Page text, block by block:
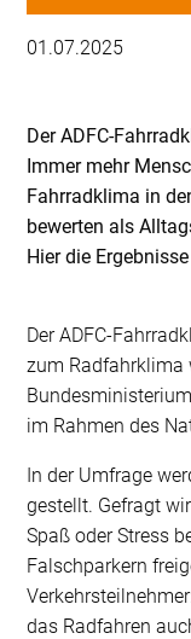
01.07.2025
Der ADFC-
Immer mehr
Fahrradklima in
bewerten als
Hier die
Der ADFC-
zum Radfahrklima
im Rahmen des
In der Umfrage
gestellt. Gefragt
Spaß oder Stress
Falschparkern
das Radfahren